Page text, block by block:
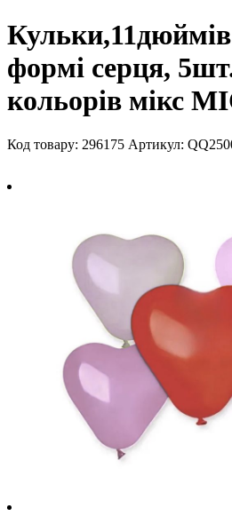
формі серця,
кольорів мікс
Код товару: 296175 Артикул: